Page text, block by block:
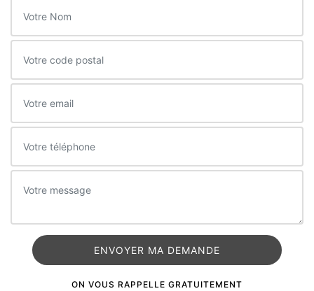
ON VOUS RAPPELLE GRATUITEMENT